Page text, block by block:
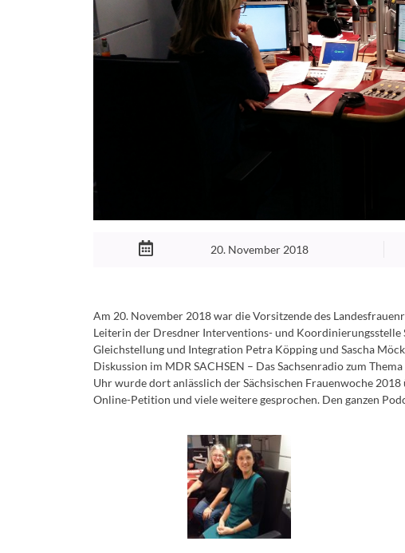
20. November 2018
Am 20. November 2018 war die Vorsitzende des
Leiterin der Dresdner Interventions- und Koordinierungsstelle
Gleichstellung und Integration Petra Köpping und Sascha
Diskussion im MDR SACHSEN – Das Sachsenradio zum
Uhr wurde dort anlässlich der Sächsischen Frauenwoche
Online-Petition und viele weitere gesprochen. Den ganzen